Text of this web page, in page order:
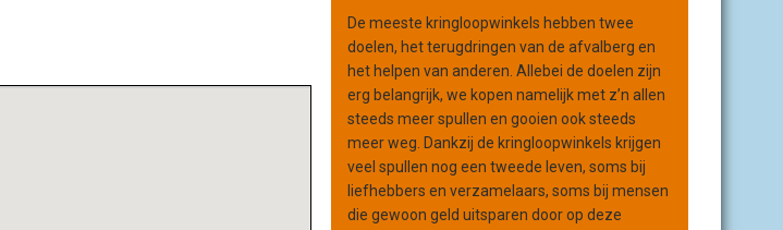
a
t
i
e
De meeste kringloopwinkels hebben twee
doelen, het terugdringen van de afvalberg en
het helpen van anderen. Allebei de doelen zijn
erg belangrijk, we kopen namelijk met z’n allen
steeds meer spullen en gooien ook steeds
meer weg. Dankzij de kringloopwinkels krijgen
veel spullen nog een tweede leven, soms bij
liefhebbers en verzamelaars, soms bij mensen
die gewoon geld uitsparen door op deze